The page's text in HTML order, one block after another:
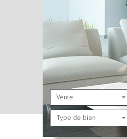
Vente
Type de bien